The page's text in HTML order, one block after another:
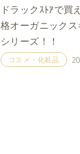
ドラックｽﾄｱで買
格オーガニック
シリーズ！！
コスメ・化粧品